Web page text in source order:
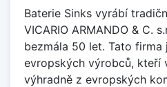
Baterie Sinks vyrábí
VICARIO ARMANDO & C.
bezmála 50 let. Tato firma
evropských výrobců, kteří
výhradně z evropských